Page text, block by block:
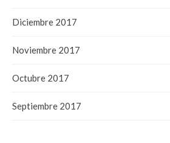
Diciembre 2017
Noviembre 2017
Octubre 2017
Septiembre 2017